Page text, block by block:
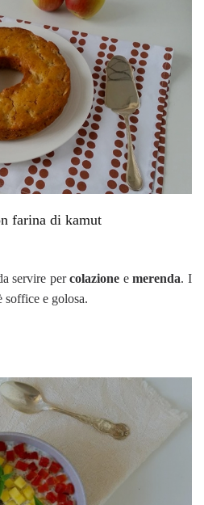
farina di kamut
servire percolazione emerenda. I
soffice e golosa.